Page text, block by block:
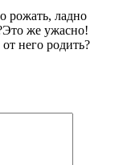
рожать, ладно
же ужасно!
него родить?